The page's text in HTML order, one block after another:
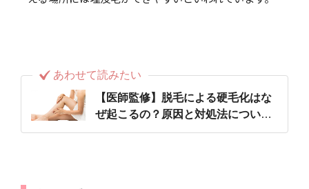
あわせて読みたい
【医師監修】脱毛による硬毛化はな
ぜ起こるの？原因と対処法について
詳しく解説